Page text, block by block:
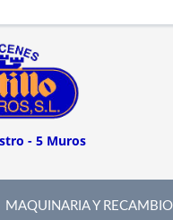
- 5 Muros
MAQUINARIA Y